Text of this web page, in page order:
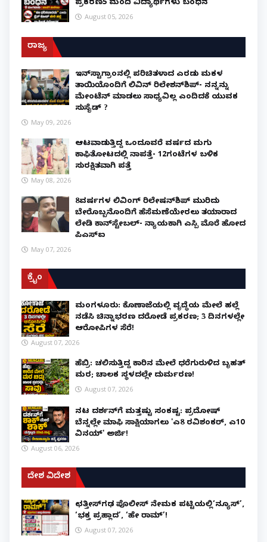
ಪ್ರಕರಣ5 ಮಂದಿ ವಿದ್ಯಾರ್ಥಿಗಳು ಬಂಧನ
August 05, 2026
ರಾಜ್ಯ
ಇನ್​ಸ್ಟಾಗ್ರಾಂನಲ್ಲಿ ಪರಿಚಿತಳಾದ ಎರಡು ಮಕ್ಕಳ
ತಾಯಿಯೊಂದಿಗೆ ಲಿವಿನ್ ರಿಲೇಶನ್​ಶಿಪ್- ನನ್ನನ್ನು
ಮೇಂಟೆನ್ ಮಾಡಲು ಸಾಧ್ಯವಿಲ್ಲ ಎಂದಿದಕ್ಕೆ ಯುವಕ
ಸುಸೈಡ್ ?
May 09, 2026
ಆಟವಾಡುತ್ತಿದ್ದ ಒಂದೂವರೆ ವರ್ಷದ ಮಗು
ಕಾಫಿತೋಟದಲ್ಲಿ ನಾಪತ್ತೆ- 12ಗಂಟೆಗಳ ಬಳಿಕ
ಸುರಕ್ಷಿತವಾಗಿ ಪತ್ತೆ
May 08, 2026
8ವರ್ಷಗಳ ಲಿವಿಂಗ್‌ ರಿಲೇಷನ್‌ಶಿಪ್ ಮುರಿದು
ಬೇರೊಬ್ಬನೊಂದಿಗೆ ಹೆಸೆಮಣೆಯೇರಲು ತಯಾರಾದ
ಲೇಡಿ ಕಾನ್‌ಸ್ಟೇಬಲ್- ನ್ಯಾಯಕ್ಕಾಗಿ ಎಸ್ಪಿ ಮೊರೆ ಹೋದ
ಪಿಎಸ್ಐ
May 07, 2026
ಕ್ರೈಂ
ಮಂಗಳೂರು: ಕೊಣಾಜೆಯಲ್ಲಿ ವೃದ್ಧೆಯ ಮೇಲೆ ಹಲ್ಲೆ
ನಡೆಸಿ ಚಿನ್ನಾಭರಣ ದರೋಡೆ ಪ್ರಕರಣ; 3 ದಿನಗಳಲ್ಲೇ
ಆರೋಪಿಗಳ ಸೆರೆ!
August 07, 2026
ಹೆಬ್ರಿ: ಚಲಿಸುತ್ತಿದ್ದ ಕಾರಿನ ಮೇಲೆ ಧರೆಗುರುಳಿದ ಬೃಹತ್
ಮರ; ಚಾಲಕ ಸ್ಥಳದಲ್ಲೇ ದುರ್ಮರಣ!
August 07, 2026
ನಟ ದರ್ಶನ್‌ಗೆ ಮತ್ತಷ್ಟು ಸಂಕಷ್ಟ: ಪ್ರದೋಷ್
ಬೆನ್ನಲ್ಲೇ ಮಾಫಿ ಸಾಕ್ಷಿಯಾಗಲು 'ಎ8 ರವಿಶಂಕರ್, ಎ10
ವಿನಯ್' ಅರ್ಜಿ!
August 06, 2026
ದೇಶ ವಿದೇಶ
ಛತ್ತೀಸ್‌ಗಢ ಪೊಲೀಸ್ ನೇಮಕ ಪಟ್ಟಿಯಲ್ಲಿ‘ನ್ಯೂಸ್’,
‘ಭಕ್ತ ಪ್ರಹ್ಲಾದ’, ‘ಹೇ ರಾಮ್’!
August 07, 2026